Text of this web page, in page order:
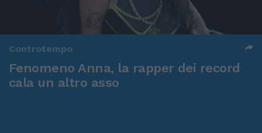
Controtempo
Fenomeno Anna, la rapper dei record
cala un altro asso